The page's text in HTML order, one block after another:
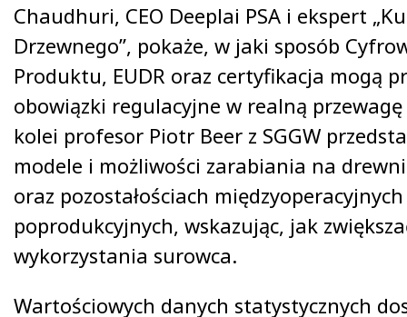
Chaudhuri, CEO Deeplai PSA i ekspert
Drzewnego”, pokaże, w jaki sposób
Produktu, EUDR oraz certyfikacja mogą
obowiązki regulacyjne w realną
kolei profesor Piotr Beer z SGGW
modele i możliwości zarabiania na
oraz pozostałościach
poprodukcyjnych, wskazując, jak
wykorzystania surowca.
Wartościowych danych statystycznych